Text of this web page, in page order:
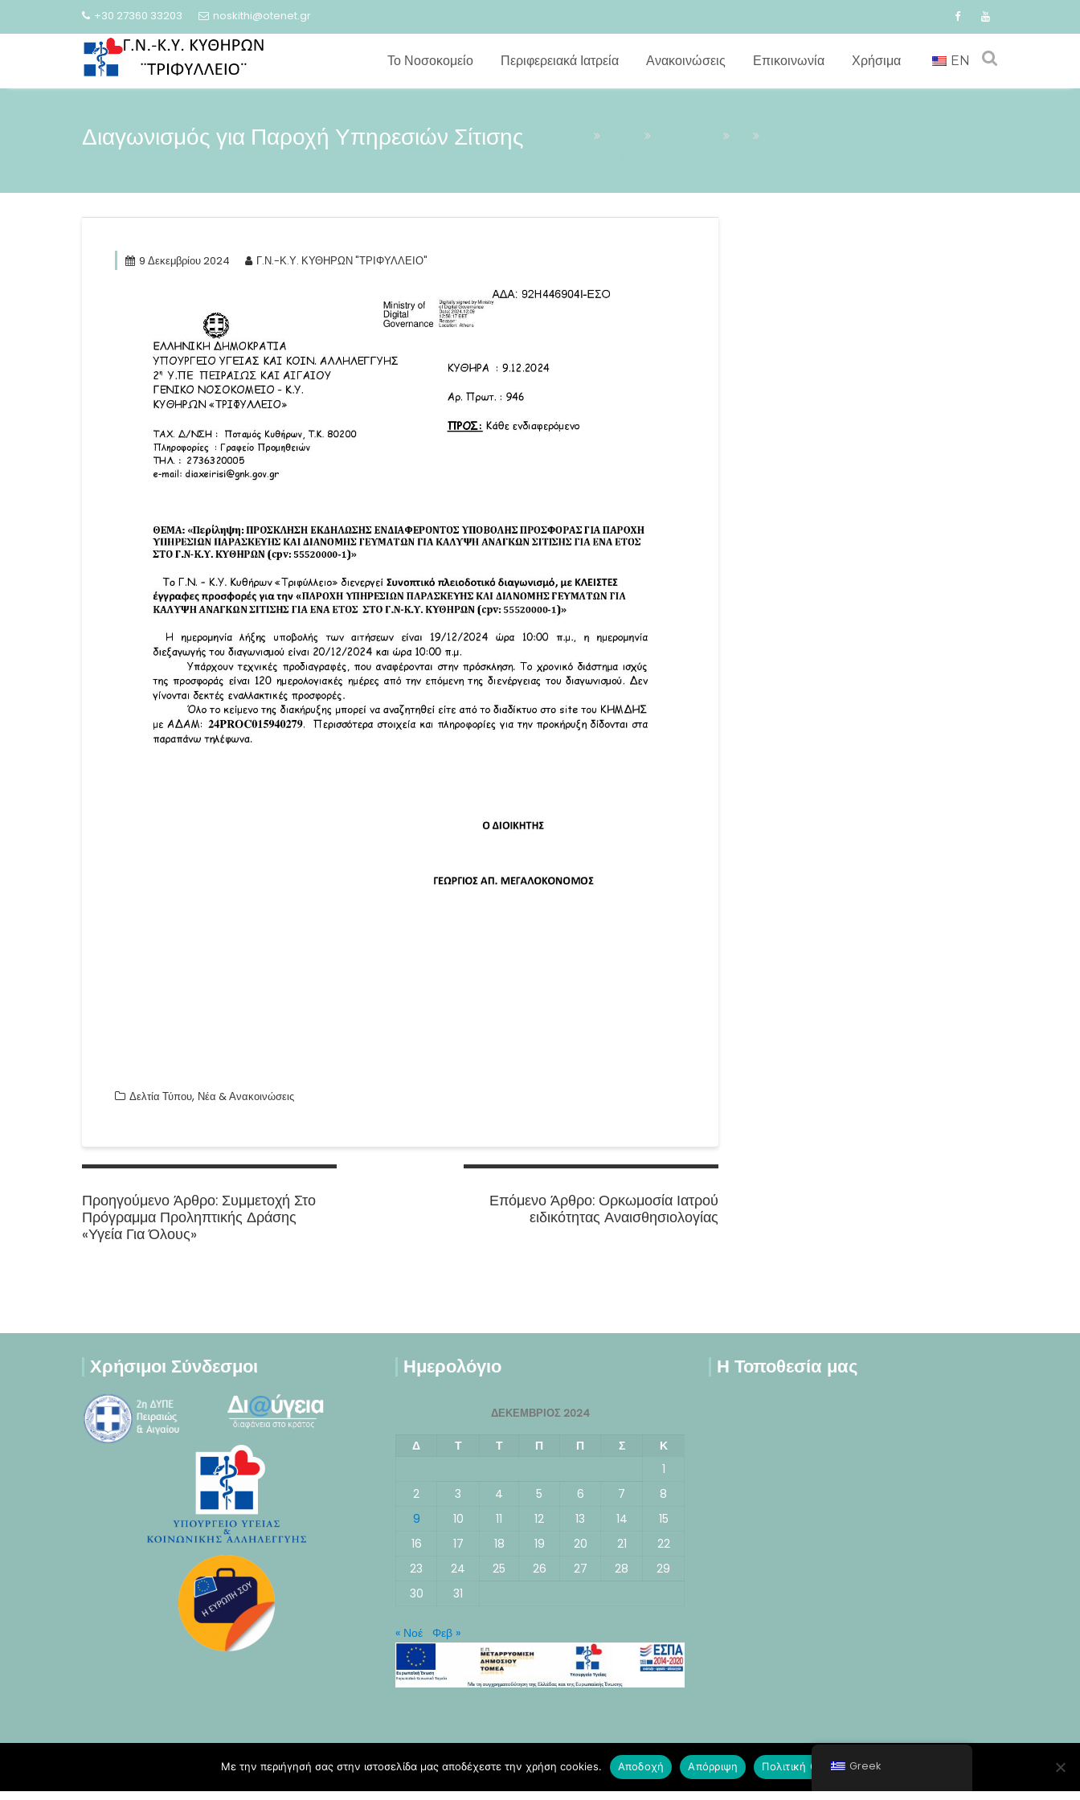
+30 27360 33203 noskithi@otenet.gr
Το Νοσοκομείο Περιφερειακά Ιατρεία Ανακοινώσεις Επικοινωνία Χρήσιμα EN
Διαγωνισμός για Παροχή Υπηρεσιών Σίτισης
9 Δεκεμβρίου 2024 Γ.Ν.-Κ.Υ. ΚΥΘΗΡΩΝ "ΤΡΙΦΥΛΛΕΙΟ"
Δελτία Τύπου, Νέα & Ανακοινώσεις
Πλοήγηση
άρθρων
Προηγούμενο Άρθρο: Previous
post:
Συμμετοχή Στο
Πρόγραμμα Προληπτικής Δράσης
«Υγεία Για Όλους»
Επόμενο Άρθρο: Next
post:
Ορκωμοσία Ιατρού
ειδικότητας Αναισθησιολογίας
Χρήσιμοι Σύνδεσμοι Ημερολόγιο
ΔΕΚΈΜΒΡΙΟΣ 2024
Δ Τ Τ Π Π Σ
Κ
1
2
3 4 5 6 7
8
9
10 11 12 13 14
15
16
17 18 19 20 21
22
23
24 25 26 27 28
29
30
31
« Νοέ Φεβ »
Η Τοποθεσία μας
Greek
Με την περιήγησή σας στην ιστοσελίδα μας αποδέχεστε την χρήση cookies. Αποδοχή Απόρριψη Πολιτική Cookies